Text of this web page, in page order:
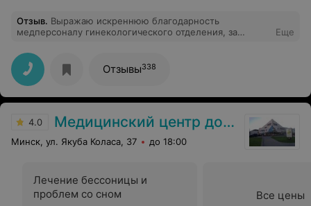
модель "OXYMAT 3" с
комплектующими.
Отзыв. Выражаю искреннюю благодарность
медперсоналу гинекологического отделения, за
Отдельное спасибо врачу Гончарову Олегу Юрьевичу и
зав.гинекологии Казакевич Андрей Игоревич.
Еще
Отзывы338
4.0 Медицинский центр доктора Копытова
Минск, ул. Якуба Коласа, 37 до 18:00
Лечение бессоницы и
проблем со сном
Все цены